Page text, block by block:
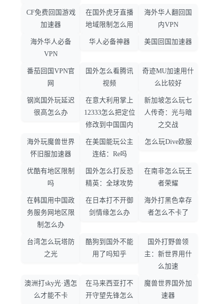
CF免费回国游戏
加速器
在国外虎牙直播
地域限制怎么用
海外华人翻回国
内VPN
海外华人必备
VPN
华人必备神器 美国回国加速器
番茄回国VPN官
网
国外怎么看腾讯
视频
奇迹MU加速用什
么比较好
钢岚国外玩延迟
很高怎么办
在意大利用掌上
12333怎么把定位
修改到中国国内
新加坡怎么玩七
人传奇：光与暗
之交战
海外玩魔兽世界
怀旧服加速器
在美国能玩公主
连结：Re吗
怎么玩Dive欧服
优酷有地区限制
吗
国外怎么打反恐
精英：全球攻势
在南非怎么玩王
者荣耀
在韩国用中国政
务服务网地区限
制怎么办
在日本打不开御
剑情缘怎么办
海外打黑色幸存
者怎么不卡了
台湾怎么玩塔防
之光
酷狗到国外不能
用了吗知乎
国外打野兽领
主：新世界用什
么加速
澳洲打sky光·遇怎
么才能不卡
在马来西亚打不
开守望先锋怎么
魔兽世界国外加
速器